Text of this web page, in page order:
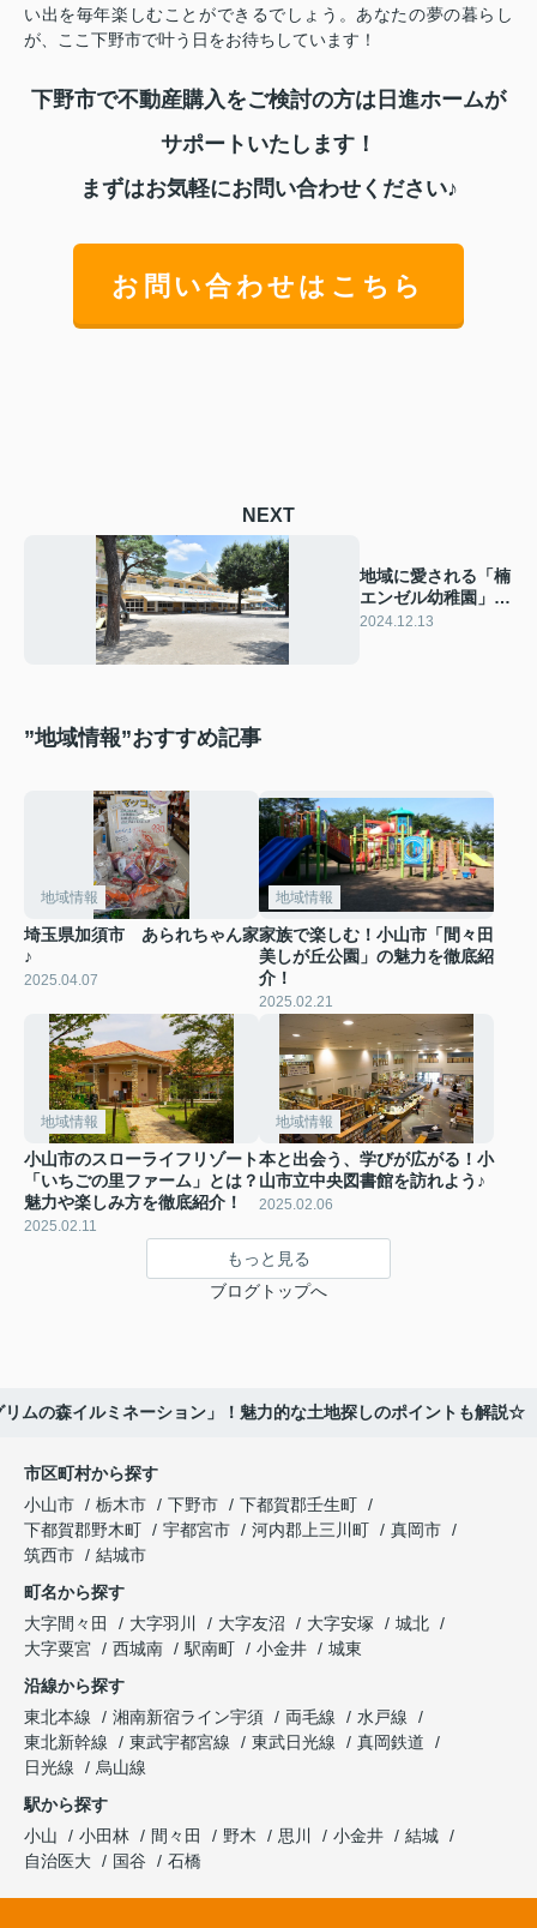
い出を毎年楽しむことができるでしょう。あなたの夢の暮らし
が、ここ下野市で叶う日をお待ちしています！
下野市で不動産購入をご検討の方は日進ホームが
サポートいたします！
まずはお気軽にお問い合わせください♪
お問い合わせはこちら
NEXT
地域に愛される「楠
エンゼル幼稚園」と
小山市の住まい選び
2024.12.13
”地域情報”おすすめ記事
地域情報
埼玉県加須市 あられちゃん家
♪
2025.04.07
地域情報
家族で楽しむ！小山市「間々田
美しが丘公園」の魅力を徹底紹
介！
2025.02.21
地域情報
小山市のスローライフリゾート
「いちごの里ファーム」とは？
魅力や楽しみ方を徹底紹介！
2025.02.11
地域情報
本と出会う、学びが広がる！小
山市立中央図書館を訪れよう♪
2025.02.06
もっと見る
ブログトップへ
ムの森イルミネーション」！魅力的な土地探しのポイントも解説☆
市区町村から探す
小山市
栃木市 下野市
下都賀郡壬生町
下都賀郡野木町
宇都宮市 河内郡上三川町
真岡市
筑西市
結城市
町名から探す
大字間々田
大字羽川 大字友沼 大字安塚
城北
大字粟宮
西城南 駅南町 小金井
城東
沿線から探す
東北本線
湘南新宿ライン宇須 両毛線
水戸線
東北新幹線
東武宇都宮線 東武日光線
真岡鉄道
日光線
烏山線
駅から探す
小山
小田林 間々田 野木 思川 小金井
結城
自治医大
国谷 石橋